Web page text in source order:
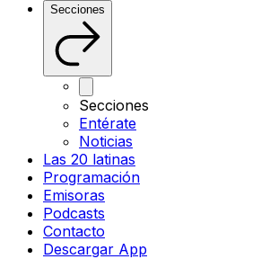
Secciones
Secciones
Entérate
Noticias
Las 20 latinas
Programación
Emisoras
Podcasts
Contacto
Descargar App